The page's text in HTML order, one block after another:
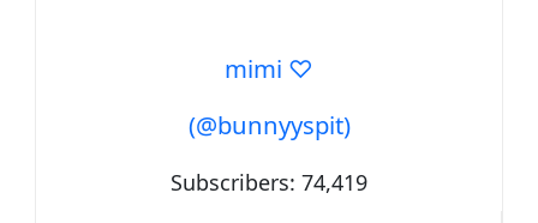
mimi ♡
(@bunnyyspit)
Subscribers: 74,419